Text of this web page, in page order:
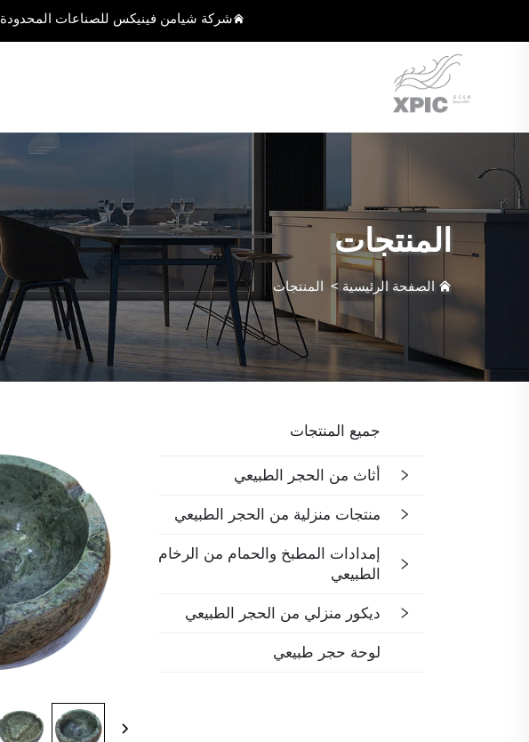
شركة شيامن فينيكس للصناعات المحدودة
المنتجات
الصفحة الرئيسية > المنتجات
جميع المنتجات
أثاث من الحجر الطبيعي
منتجات منزلية من الحجر الطبيعي
إمدادات المطبخ والحمام من الرخام
الطبيعي
ديكور منزلي من الحجر الطبيعي
لوحة حجر طبيعي